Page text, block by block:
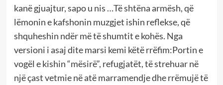
kanë gjuajtur, sapo u nis …Të shtëna armësh, që
lëmonin e kafshonin muzgjet ishin reflekse, që
shquheshin ndër më të shumtit e kohës. Nga
versioni i asaj dite marsi kemi këtë rrëfim:Portin e
vogël e kishin “mësirë”, refugjatët, të strehuar në
një çast vetmie në atë marramendje dhe rrëmujë të